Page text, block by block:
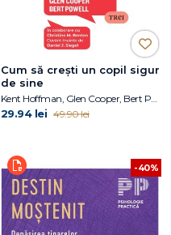
Cum să crești un copil sigur
de sine
29.94 lei 49.90 lei
-40%